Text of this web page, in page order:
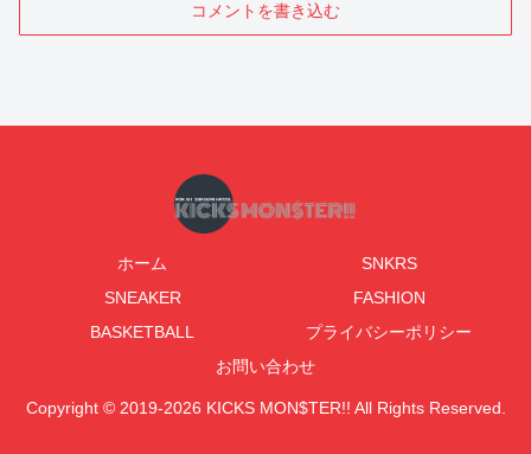
コメントを書き込む
ホーム
SNKRS
SNEAKER
FASHION
BASKETBALL
プライバシーポリシー
お問い合わせ
Copyright © 2019-2026 KICKS MON$TER!! All Rights Reserved.